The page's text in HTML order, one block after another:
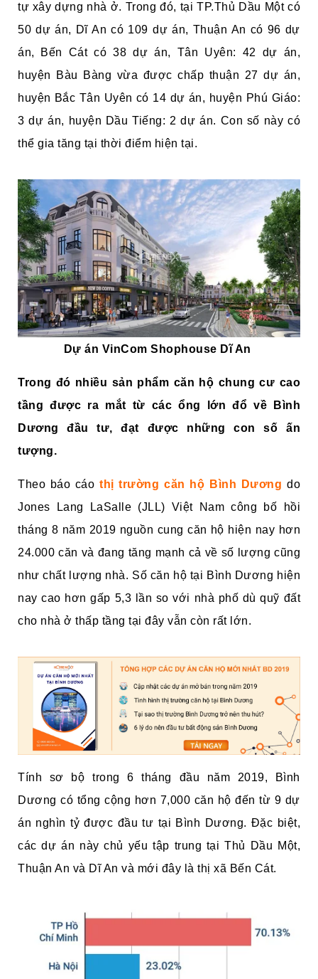
tự xây dựng nhà ở. Trong đó, tại TP.Thủ Dầu Một có
50 dự án, Dĩ An có 109 dự án, Thuận An có 96 dự
án, Bến Cát có 38 dự án, Tân Uyên: 42 dự án,
huyện Bàu Bàng vừa được chấp thuận 27 dự án,
huyện Bắc Tân Uyên có 14 dự án, huyện Phú Giáo:
3 dự án, huyện Dầu Tiếng: 2 dự án. Con số này có
thể gia tăng tại thời điểm hiện tại.
Dự án VinCom Shophouse Dĩ An
Trong đó nhiều sản phẩm căn hộ chung cư cao
tầng được ra mắt từ các ổng lớn đổ về Bình
Dương đầu tư, đạt được những con số ấn
tượng.
Theo báo cáothị trường căn hộ Bình Dương do
Jones Lang LaSalle (JLL) Việt Nam công bố hồi
tháng 8 năm 2019 nguồn cung căn hộ hiện nay hơn
24.000 căn và đang tăng mạnh cả về số lượng cũng
như chất lượng nhà. Số căn hộ tại Bình Dương hiện
nay cao hơn gấp 5,3 lần so với nhà phố dù quỹ đất
cho nhà ở thấp tầng tại đây vẫn còn rất lớn.
Tính sơ bộ trong 6 tháng đầu năm 2019, Bình
Dương có tổng cộng hơn 7,000 căn hộ đến từ 9 dự
án nghìn tỷ được đầu tư tại Bình Dương. Đặc biệt,
các dự án này chủ yếu tập trung tại Thủ Dầu Một,
Thuận An và Dĩ An và mới đây là thị xã Bến Cát.